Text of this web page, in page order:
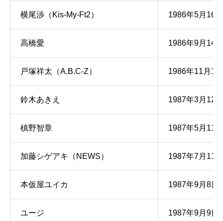
横尾渉（Kis-My-Ft2） 1986年5月16日
高橋愛 1986年9月14日
戸塚祥太（A.B.C-Z） 1986年11月13
鈴木あきえ 1987年3月12日
槙野智章 1987年5月11日
加藤シゲアキ（NEWS） 1987年7月11日
本仮屋ユイカ 1987年9月8日
ユージ 1987年9月9日